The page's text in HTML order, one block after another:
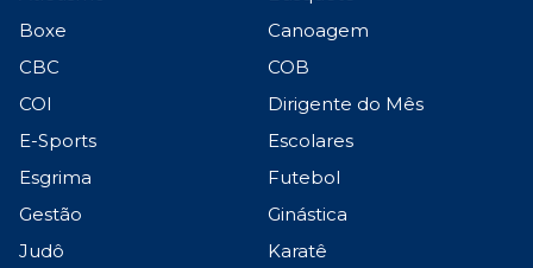
Boxe
Canoagem
CBC
COB
COI
Dirigente do Mês
E-Sports
Escolares
Esgrima
Futebol
Gestão
Ginástica
Judô
Karatê